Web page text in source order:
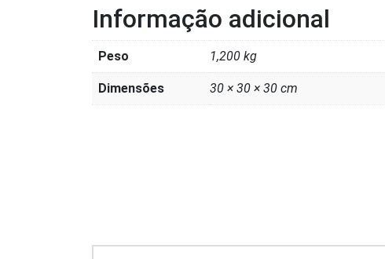
Informação adicional
Peso 1,200 kg
Dimensões 30 × 30 × 30 cm